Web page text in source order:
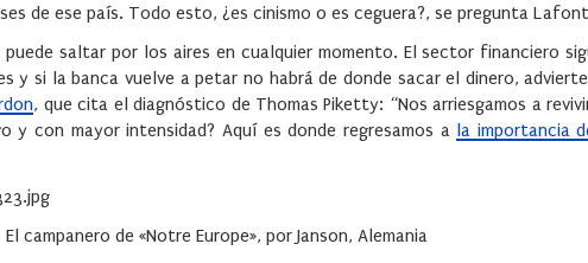
de ese país. Todo esto, ¿es cinismo o es ceguera?, se pregunta
saltar por los aires en cualquier momento. El sector financiero
y si la banca vuelve a petar no habrá de donde sacar el dinero,
, que cita el diagnóstico de Thomas Piketty: “Nos arriesgamos a
y con mayor intensidad? Aquí es donde regresamos a la importancia
El campanero de «Notre Europe», por Janson, Alemania